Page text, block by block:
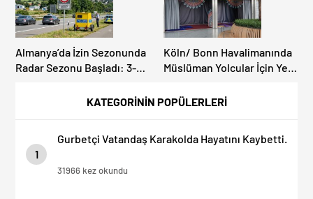
KATEGORİNİN POPÜLERLERİ
1
Gurbetçi Vatandaş Karakolda Hayatını Kaybetti.
31966 kez okundu
Almanya’da İzin Sezonunda
Radar Sezonu Başladı: 3-9
Denetimi Yapılacak!
Köln/ Bonn Havalimanında
Müslüman Yolcular İçin Yeni